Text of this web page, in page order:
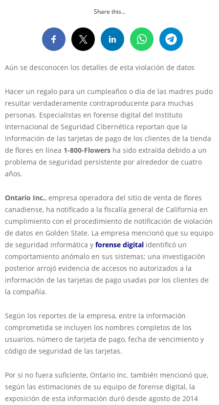
Share this...
Aún se desconocen los detalles de esta violación de datos
Hacer un regalo para un cumpleaños o día de las madres pudo
resultar verdaderamente contraproducente para muchas
personas. Especialistas en forense digital del Instituto
Internacional de Seguridad Cibernética reportan que la
información de las tarjetas de pago de los clientes de la tienda
de flores en línea 1-800-Flowers ha sido extraída debido a un
problema de seguridad persistente por alrededor de cuatro
años.
Ontario Inc., empresa operadora del sitio de venta de flores
canadiense, ha notificado a la fiscalía general de California en
cumplimiento con el procedimiento de notificación de violación
de datos en Golden State. La empresa mencionó que su equipo
de seguridad informática y forense digital identificó un
comportamiento anómalo en sus sistemas; una investigación
posterior arrojó evidencia de accesos no autorizados a la
información de las tarjetas de pago usadas por los clientes de
la compañía.
Según los reportes de la empresa, entre la información
comprometida se incluyen los nombres completos de los
usuarios, número de tarjeta de pago, fecha de vencimiento y
código de seguridad de las tarjetas.
Por si no fuera suficiente, Ontario Inc. también mencionó que,
según las estimaciones de su equipo de forense digital, la
exposición de esta información duró desde agosto de 2014